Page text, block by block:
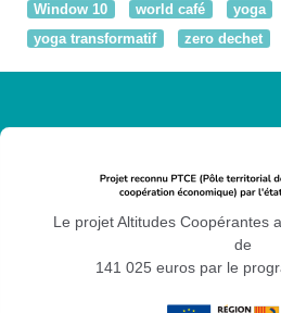
Window 10
world café yoga
yoga transformatif
zero dechet
Le projet Altitudes Coopérantes
de
141 025 euros par le